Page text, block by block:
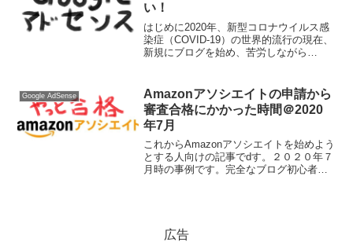
い！
はじめに2020年、新型コロナウイルス感
染症（COVID-19）の世界的流行の現在、
新規にブログを始め、苦労しながら
います。私もその一人でした。何の予
備...
Google AdSense
Amazonアソシエイトの申請から
審査合格にかかった時間＠2020
年7月
これからAmazonアソシエイトを始めよう
とする人向けの記事でdす。２０２０年７
月時の事例です。完全なブログ初心者が
広告